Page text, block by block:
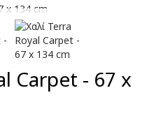
Carpet - 67 x